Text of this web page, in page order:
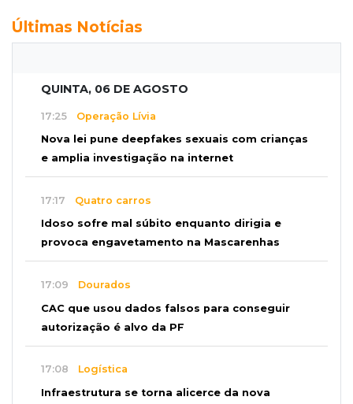
Últimas Notícias
QUINTA, 06 DE AGOSTO
17:25 Operação Lívia
Nova lei pune deepfakes sexuais com crianças
e amplia investigação na internet
17:17 Quatro carros
Idoso sofre mal súbito enquanto dirigia e
provoca engavetamento na Mascarenhas
17:09 Dourados
CAC que usou dados falsos para conseguir
autorização é alvo da PF
17:08 Logística
Infraestrutura se torna alicerce da nova